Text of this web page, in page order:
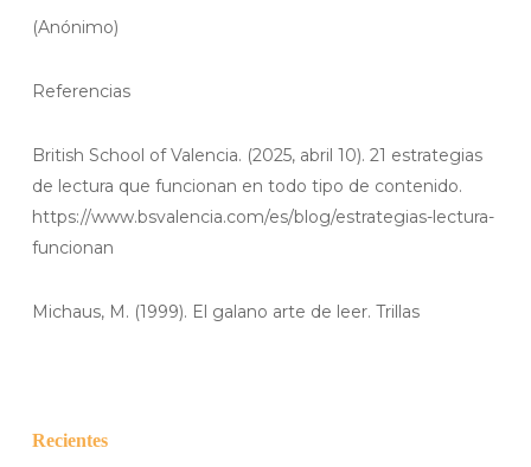
(Anónimo)
Referencias
British School of Valencia. (2025, abril 10). 21 estrategias
de lectura que funcionan en todo tipo de contenido.
https://www.bsvalencia.com/es/blog/estrategias-lectura-
funcionan
Michaus, M. (1999). El galano arte de leer. Trillas
Recientes